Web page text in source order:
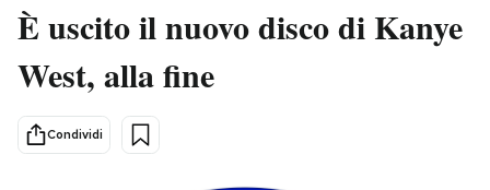
Italia
Politica
Tecnologia
Internet
Moda
È uscito il nuovo disco di Kanye
West, alla fine
Condividi